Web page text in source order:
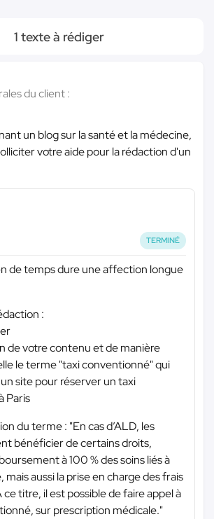
1 texte à rédiger
du client :
un blog sur la santé et la médecine,
votre aide pour la rédaction d'un
TERMINÉ
de temps dure une affection longue
:
de votre contenu et de manière
le terme "taxi conventionné" qui
site pour réserver un taxi
Paris
du terme : "En cas d’ALD, les
bénéficier de certains droits,
à 100 % des soins liés à
mais aussi la prise en charge des frais
titre, il est possible de faire appel à
sur prescription médicale."